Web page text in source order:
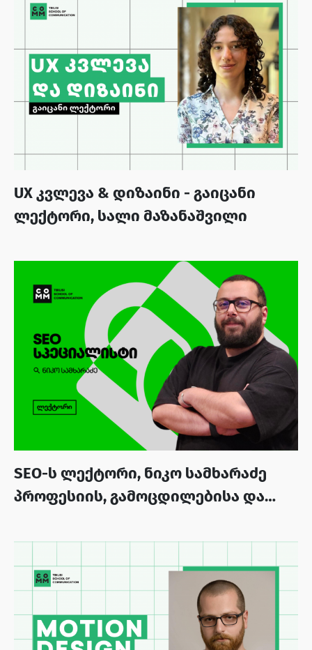
UX კვლევა & დიზაინი - გაიცანი
ლექტორი, სალი მაზანაშვილი
SEO-ს ლექტორი, ნიკო სამხარაძე
პროფესიის, გამოცდილებისა და
შესახებ